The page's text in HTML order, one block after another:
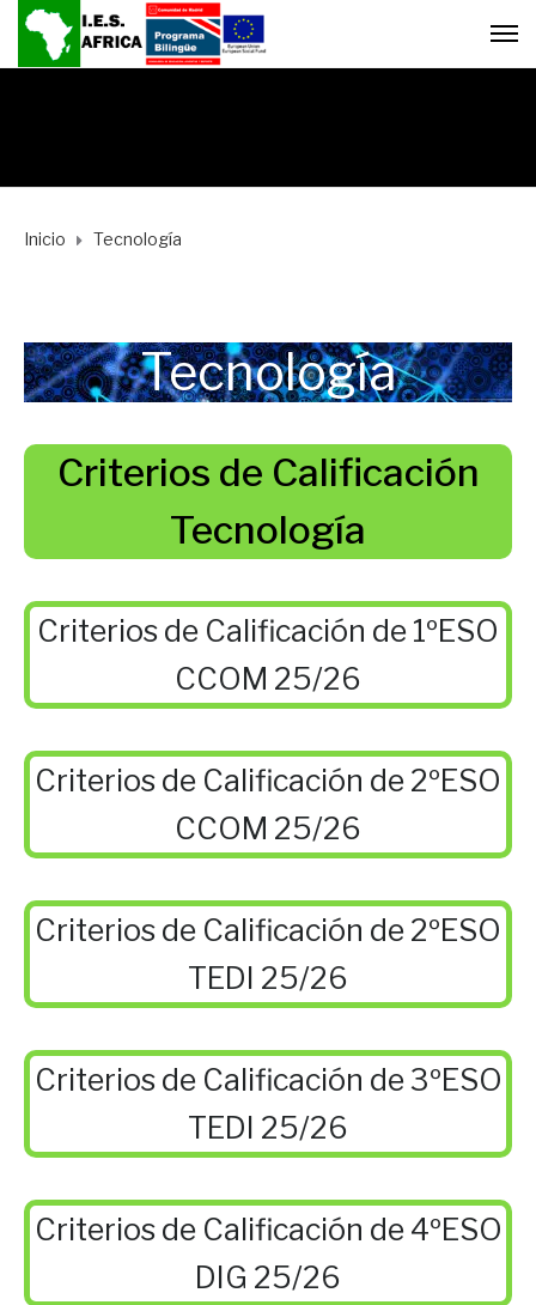
Inicio Tecnología
Tecnología
Criterios de Calificación
Tecnología
Criterios de Calificación de 1ºESO
CCOM 25/26
Criterios de Calificación de 2ºESO
CCOM 25/26
Criterios de Calificación de 2ºESO
TEDI 25/26
Criterios de Calificación de 3ºESO
TEDI 25/26
Criterios de Calificación de 4ºESO
DIG 25/26